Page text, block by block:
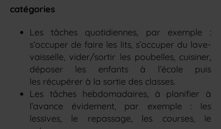
catégories
Les tâches quotidiennes, par exemple :
s’occuper de faire les lits, s’occuper du lave-
vaisselle, vider/sortir les poubelles, cuisiner,
déposer les enfants à l’école puis
les récupérer à la sortie des classes.
Les tâches hebdomadaires, à planifier à
l’avance évidement, par exemple : les
lessives, le repassage, les courses, le